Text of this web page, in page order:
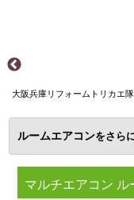
大阪兵庫リフォームトリカエ隊
ルームエアコンを
マルチエアコン